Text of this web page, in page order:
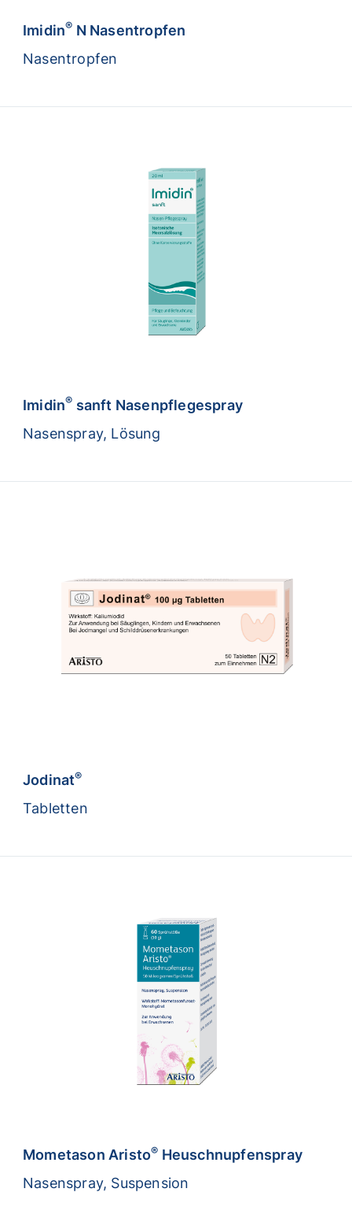
Imidin® N Nasentropfen
Nasentropfen
Imidin® sanft Nasenpflegespray
Nasenspray, Lösung
Jodinat®
Tabletten
Mometason Aristo® Heuschnupfenspray
Nasenspray, Suspension